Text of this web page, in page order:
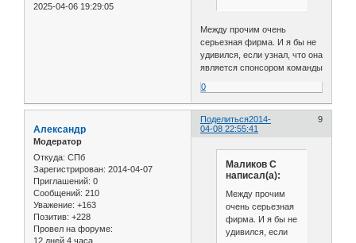
2025-04-06 19:29:05
Между прочим очень
серьезная фирма. И я бы не
удивился, если узнал, что она
является спонсором команды
0
Поделиться 9
2014-
04-08 22:55:41
Александр
Модератор
Откуда: СПб
Зарегистрирован: 2014-04-07
Приглашений: 0
Сообщений: 210
Уважение: +163
Позитив: +228
Провел на форуме:
12 дней 4 часа
Маликов С
написал(а):
Между прочим
очень серьезная
фирма. И я бы не
удивился, если